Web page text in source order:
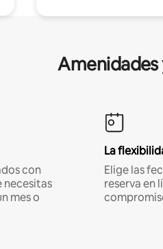
Amenidades
con
necesitas
mes o
La
Elige las
reserva en